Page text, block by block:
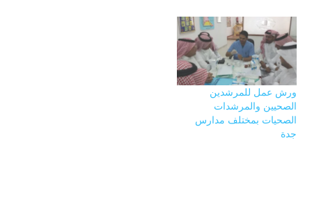
ورش عمل للمرشدين
الصحيين والمرشدات
الصحيات بمختلف مدارس
جدة